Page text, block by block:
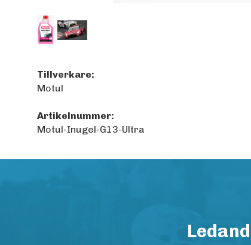
Tillverkare:
Motul
Artikelnummer:
Motul-Inugel-G13-Ultra